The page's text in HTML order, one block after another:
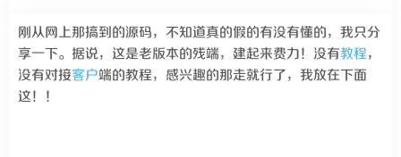
刚从网上那搞到的源码，不知道真的假的有没有懂的，我只分
享一下。据说，这是老版本的残端，建起来费力！没有教程，
没有对接客户端的教程，感兴趣的那走就行了，我放在下面
这！！